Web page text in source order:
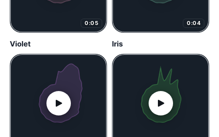
0:05
Violet
0:04
Iris